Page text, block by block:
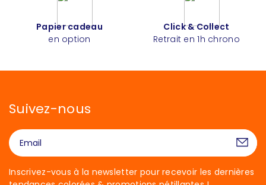
Papier cadeau
en option
Click & Collect
Retrait en 1h chrono
Suivez-nous
Inscrivez-vous à la newsletter pour recevoir les dernières